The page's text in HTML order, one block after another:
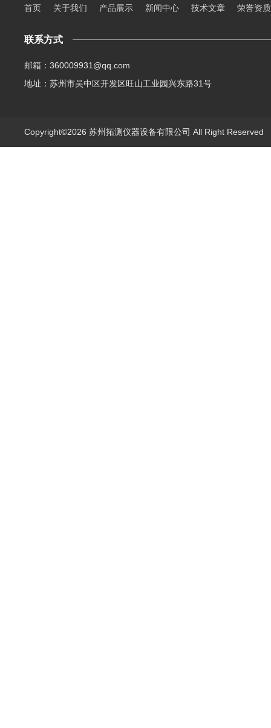
首页 关于我们 产品展示 新闻中心 技术文章 荣誉资质
联系方式
邮箱：360009931@qq.com
地址：苏州市吴中区开发区旺山工业园兴东路31号
Copyright©2026 苏州拓测仪器设备有限公司 All Right